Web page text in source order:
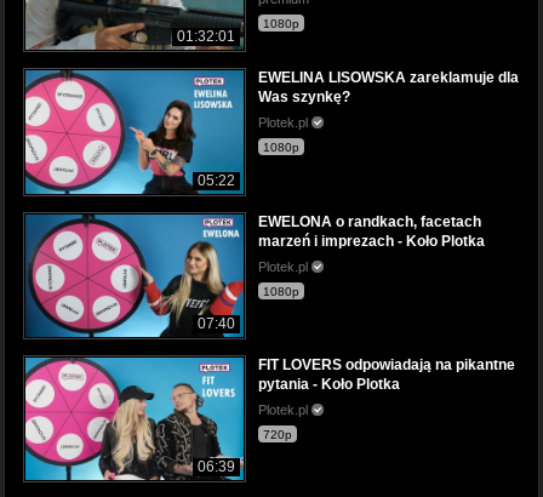
01:32:01
1080p
05:22
EWELINA LISOWSKA zareklamuje dla
Was szynkę?
Plotek.pl
1080p
07:40
EWELONA o randkach, facetach
marzeń i imprezach - Koło Plotka
Plotek.pl
1080p
06:39
FIT LOVERS odpowiadają na pikantne
pytania - Koło Plotka
Plotek.pl
720p